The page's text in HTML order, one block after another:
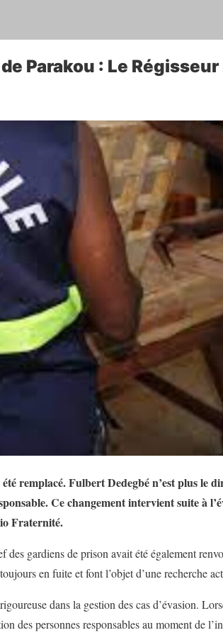
Parakou : Le
remplacé. Fulbert Dedegbé n’est plus le
Ce changement intervient suite à
Fraternité.
des gardiens de prison avait été également
en fuite et font l’objet d’une recherche
dans la gestion des cas d’évasion.
des personnes responsables au moment de